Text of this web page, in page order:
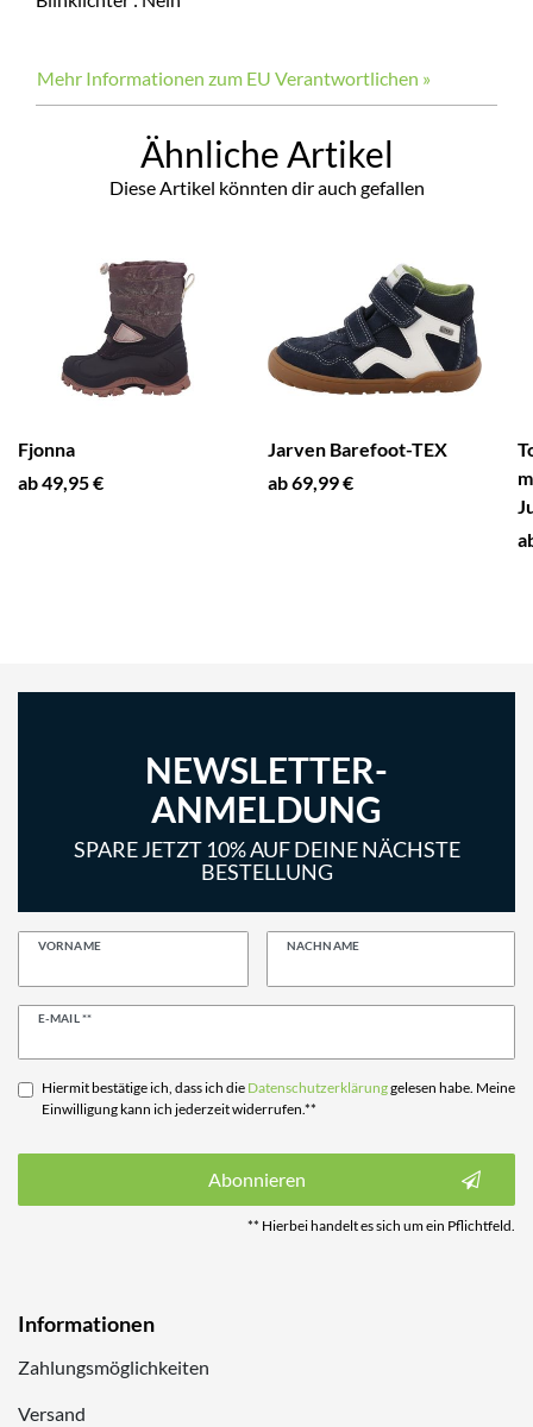
Mehr Informationen zum EU Verantwortlichen »
Ähnliche Artikel
Diese Artikel könnten dir auch gefallen
Fjonna
ab 49,95 €
Jarven Barefoot-TEX
ab 69,99 €
NEWSLETTER-
ANMELDUNG
SPARE JETZT 10% AUF DEINE NÄCHSTE
BESTELLUNG
VORNAME NACHNAME
E-MAIL **
Newsletter
Hiermit bestätige ich, dass ich die Daten­schutz­erklärunggelesen habe. Meine
Einwilligung kann ich jederzeit widerrufen.**
Abonnieren
** Hierbei handelt es sich um ein Pflichtfeld.
Informationen
Zahlungsmöglichkeiten
Versand